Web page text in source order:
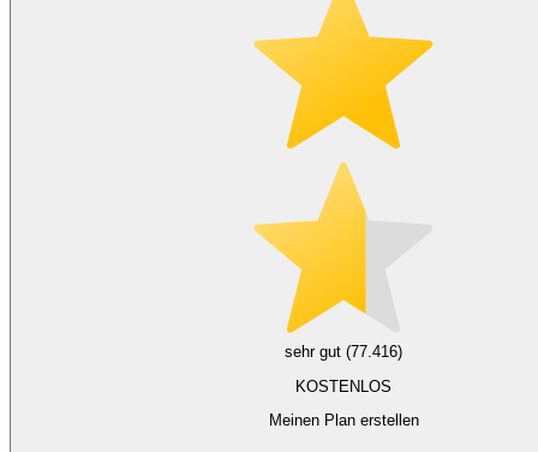
sehr gut (77.416)
KOSTENLOS
Meinen Plan erstellen